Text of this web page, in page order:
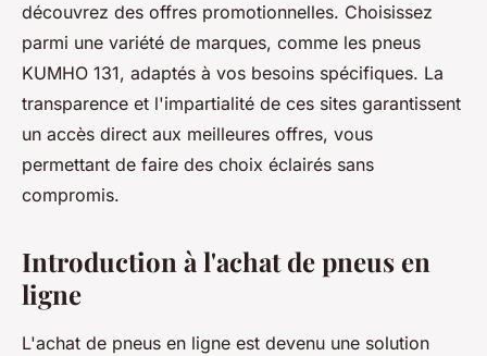
découvrez des offres promotionnelles. Choisissez
parmi une variété de marques, comme les pneus
KUMHO 131, adaptés à vos besoins spécifiques. La
transparence et l'impartialité de ces sites garantissent
un accès direct aux meilleures offres, vous
permettant de faire des choix éclairés sans
compromis.
Introduction à l'achat de pneus en
ligne
L'achat de pneus en ligne est devenu une solution